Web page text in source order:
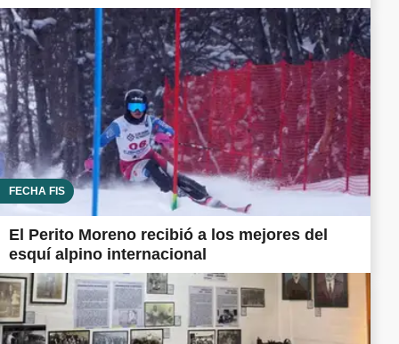
FECHA FIS
El Perito Moreno recibió a los mejores del
esquí alpino internacional